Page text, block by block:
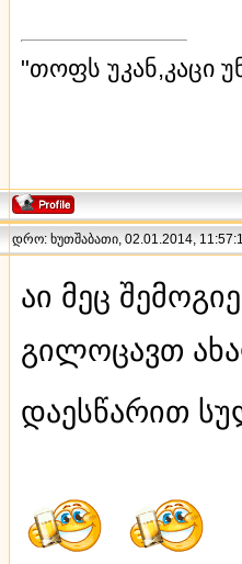
"თოფს უკან,კაცი
დრო: ხუთშაბათი, 02.01.2014,
აი მეც
გილოცავთ
დაესწარით